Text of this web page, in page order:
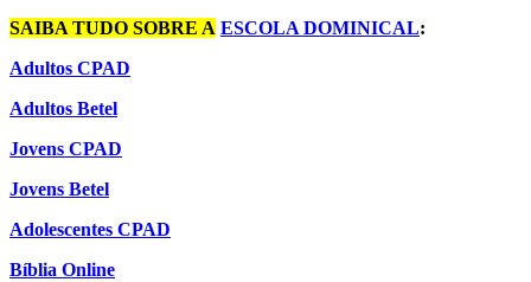
SAIBA TUDO SOBRE A ESCOLA DOMINICAL:
Adultos CPAD
Adultos Betel
Jovens CPAD
Jovens Betel
Adolescentes CPAD
Bíblia Online